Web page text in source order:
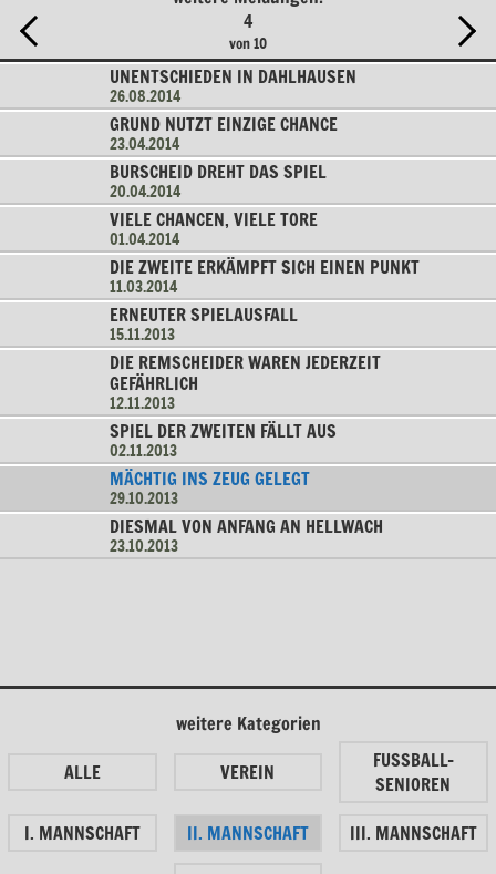
4
von 10
UNENTSCHIEDEN IN DAHLHAUSEN
26.08.2014
GRUND NUTZT EINZIGE CHANCE
23.04.2014
BURSCHEID DREHT DAS SPIEL
20.04.2014
VIELE CHANCEN, VIELE TORE
01.04.2014
DIE ZWEITE ERKÄMPFT SICH EINEN PUNKT
11.03.2014
ERNEUTER SPIELAUSFALL
15.11.2013
DIE REMSCHEIDER WAREN JEDERZEIT
GEFÄHRLICH
12.11.2013
SPIEL DER ZWEITEN FÄLLT AUS
02.11.2013
MÄCHTIG INS ZEUG GELEGT
29.10.2013
DIESMAL VON ANFANG AN HELLWACH
23.10.2013
weitere Kategorien
ALLE
VEREIN
FUSSBALL-
SENIOREN
I. MANNSCHAFT
II. MANNSCHAFT
III. MANNSCHAFT